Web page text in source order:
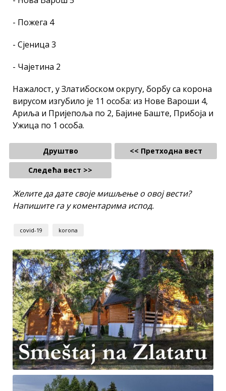
- Пожега 4
- Сјеница 3
- Чајетина 2
Нажалост, у Златибоском округу, борбу са корона
вирусом изгубило је 11 особа: из Нове Вароши 4,
Ариља и Пријепоља по 2, Бајине Баште, Прибоја и
Ужица по 1 особа.
Друштво
<< Претходна вест
Следећа вест >>
Желите да дате своје мишљење о овој вести?
Напишите га у коментарима испод.
covid-19 korona